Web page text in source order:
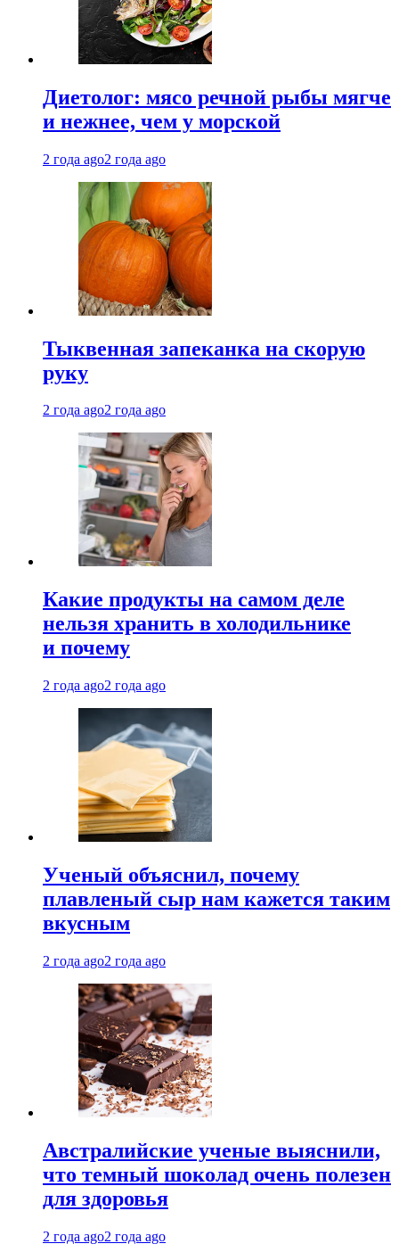
Диетолог: мясо речной рыбы мягче
и нежнее, чем у морской
2 года ago2 года ago
Тыквенная запеканка на скорую
руку
2 года ago2 года ago
Какие продукты на самом деле
нельзя хранить в холодильнике
и почему
2 года ago2 года ago
Ученый объяснил, почему
плавленый сыр нам кажется таким
вкусным
2 года ago2 года ago
Австралийские ученые выяснили,
что темный шоколад очень полезен
для здоровья
2 года ago2 года ago